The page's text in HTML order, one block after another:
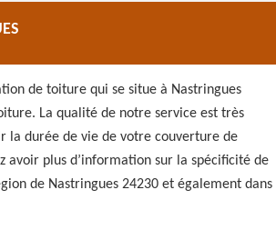
de toiture qui se situe à Nastringues
La qualité de notre service est très
la durée de vie de votre couverture de
avoir plus d’information sur la spécificité de
de Nastringues 24230 et également dans